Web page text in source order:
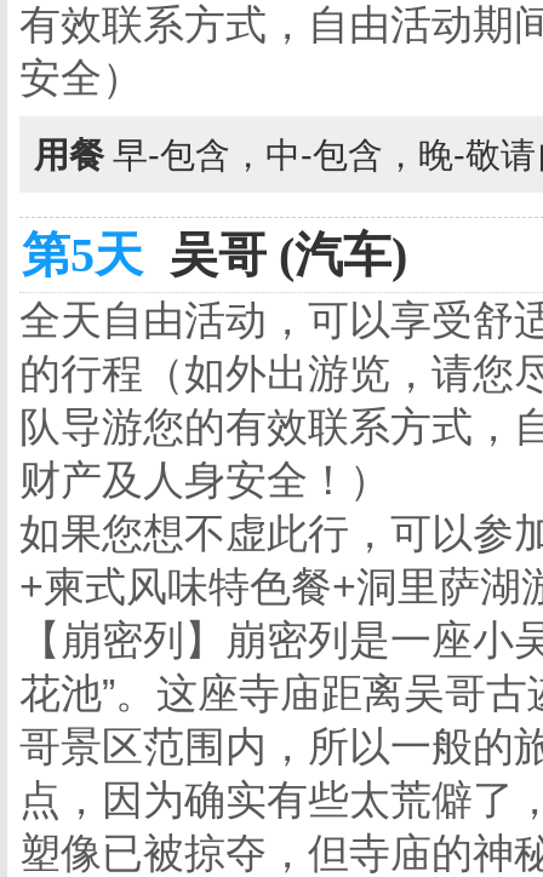
有效联系方式，自由活动期
安全）
用餐 早-包含，中-包含，晚-敬
第5天 吴哥 (汽车)
全天自由活动，可以享受舒
的行程（如外出游览，请您
队导游您的有效联系方式，
财产及人身安全！）
如果您想不虚此行，可以参
+柬式风味特色餐+洞里萨
【崩密列】崩密列是一座小
花池”。这座寺庙距离吴哥
哥景区范围内，所以一般的
点，因为确实有些太荒僻了
塑像已被掠夺，但寺庙的神